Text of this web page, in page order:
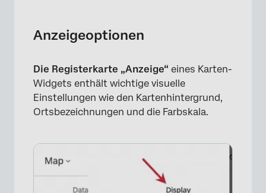
Anzeigeoptionen
Die Registerkarte „Anzeige“ eines Karten-
Widgets enthält wichtige visuelle
Einstellungen wie den Kartenhintergrund,
Ortsbezeichnungen und die Farbskala.